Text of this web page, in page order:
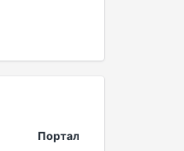
Портал